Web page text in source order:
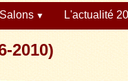
L'actualité
2010)